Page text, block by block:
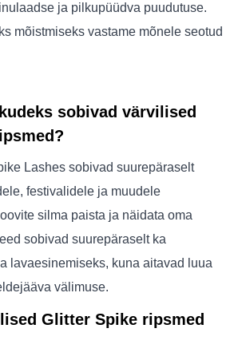
ja pilkupüüdva puudutuse.
mõistmiseks vastame mõnele seotud
sobivad värvilised
Lashes sobivad suurepäraselt
festivalidele ja muudele
silma paista ja näidata oma
sobivad suurepäraselt ka
lavaesinemiseks, kuna aitavad luua
välimuse.
Glitter Spike ripsmed